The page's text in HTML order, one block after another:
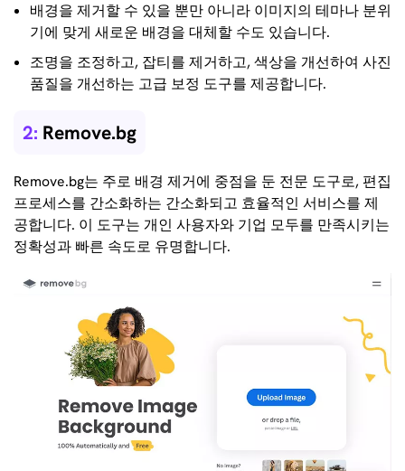
배경을 제거할 수 있을 뿐만 아니라 이미지의 테마나 분위
기에 맞게 새로운 배경을 대체할 수도 있습니다.
조명을 조정하고, 잡티를 제거하고, 색상을 개선하여 사진
품질을 개선하는 고급 보정 도구를 제공합니다.
2: Remove.bg
Remove.bg는 주로 배경 제거에 중점을 둔 전문 도구로, 편집
프로세스를 간소화하는 간소화되고 효율적인 서비스를 제
공합니다. 이 도구는 개인 사용자와 기업 모두를 만족시키는
정확성과 빠른 속도로 유명합니다.